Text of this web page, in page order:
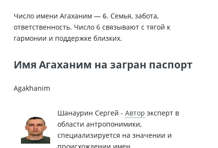
Число имени Агаханим — 6. Семья, забота,
ответственность. Число 6 связывают с тягой к
гармонии и поддержке близких.
Имя Агаханим на загран паспорт
Agakhanim
Шанаурин Сергей - Автор эксперт в
области антропонимики,
специализируется на значении и